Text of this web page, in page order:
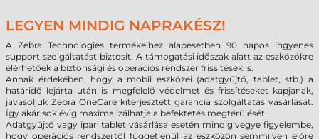
LEGYEN MINDIG NAPRAKÉSZ!
A Zebra Technologies termékeihez alapesetben 90 napos ingyenes
support szolgáltatást biztosít. A támogatási időszak alatt az eszközökre
elérhetőek a biztonsági és operációs rendszer frissítések is.
Annak érdekében, hogy a mobil eszközei (adatgyűjtő, tablet, stb.) a
határidő lejárta után is megfelelő védelmet és frissítéseket kapjanak,
javasoljuk Zebra OneCare kiterjesztett garancia szolgáltatás vásárlását.
Így akár sok évig maximalizálhatja a befektetés megtérülését.
Adatgyűjtő vagy ipari tablet vásárlása esetén mindig vegye figyelembe,
hogy operációs rendszertől függetlenül az eszközön semmilyen előre